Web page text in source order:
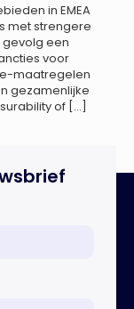
in EMEA
met strengere
een
voor
maatregelen
gezamenlijke
of […]